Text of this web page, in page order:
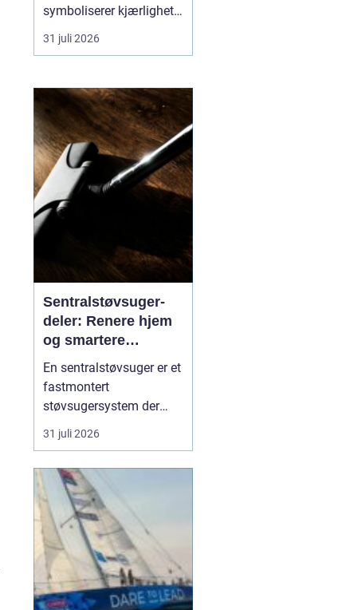
symboliserer kjærlighet,
troskap og felles
framtid. Ringen bæres
og blir en synlig
påminnelse om løftet to
mennesker ...
31 juli 2026
Sentralstøvsuger-
deler: Renere hjem
og smartere
rengjøring
En sentralstøvsuger er et
fastmontert
støvsugersystem der
motor og beholder står i
bod, garasje eller teknisk
sugekontakter finnes i
veggene rundt i boligen.
Du kobler bare slangen
til en kontakt, og støvet
transp...
31 juli 2026